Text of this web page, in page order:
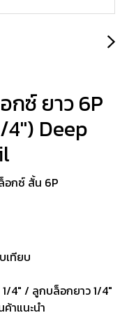
กซ์ ยาว 6P
4") Deep
อกซ์ สั้น 6P
เทียบ
4" / ลูกบล็อกยาว 1/4"
ค้าแนะนำ